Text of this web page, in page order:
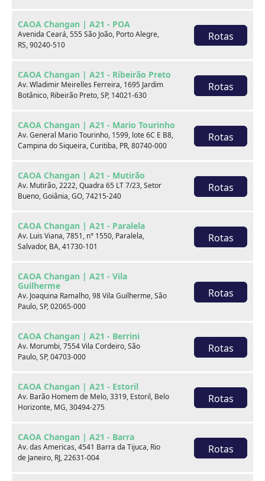
CAOA Changan | A21 - POA
Avenida Ceará, 555 São João, Porto Alegre,
RS, 90240-510
Rotas
CAOA Changan | A21 - Ribeirão Preto
Av. Wladimir Meirelles Ferreira, 1695 Jardim
Botânico, Ribeirão Preto, SP, 14021-630
Rotas
CAOA Changan | A21 - Mario Tourinho
Av. General Mario Tourinho, 1599, lote 6C E B8,
Campina do Siqueira, Curitiba, PR, 80740-000
Rotas
CAOA Changan | A21 - Mutirão
Av. Mutirão, 2222, Quadra 65 LT 7/23, Setor
Bueno, Goiânia, GO, 74215-240
Rotas
CAOA Changan | A21 - Paralela
Av. Luis Viana, 7851, n° 1550, Paralela,
Salvador, BA, 41730-101
Rotas
CAOA Changan | A21 - Vila
Guilherme
Av. Joaquina Ramalho, 98 Vila Guilherme, São
Paulo, SP, 02065-000
Rotas
CAOA Changan | A21 - Berrini
Av. Morumbi, 7554 Vila Cordeiro, São
Paulo, SP, 04703-000
Rotas
CAOA Changan | A21 - Estoril
Av. Barão Homem de Melo, 3319, Estoril, Belo
Horizonte, MG, 30494-275
Rotas
CAOA Changan | A21 - Barra
Av. das Americas, 4541 Barra da Tijuca, Rio
de Janeiro, RJ, 22631-004
Rotas
Marca
Ver estoque
Escolha por categoria
Hatch
Seminovos em destaque